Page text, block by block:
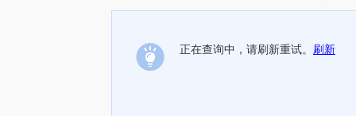
正在查询中，请刷新重试。 刷新